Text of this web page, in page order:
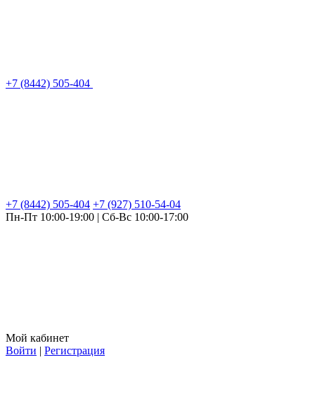
+7 (8442) 505-404
+7 (8442) 505-404 +7 (927) 510-54-04
Пн-Пт 10:00-19:00 | Сб-Вс 10:00-17:00
Мой кабинет
Войти | Регистрация